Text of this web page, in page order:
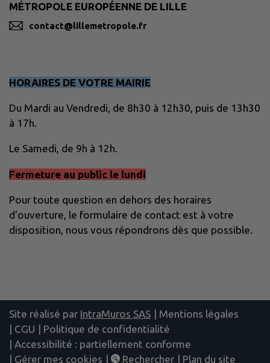
MÉTROPOLE EUROPÉENNE DE LILLE
contact@lillemetropole.fr
HORAIRES DE VOTRE MAIRIE
Du Mardi au Vendredi, de 8h30 à 12h30, puis de 13h30
à 17h.
Le Samedi, de 9h à 12h.
Fermeture au public le lundi
Pour toute question en dehors des horaires
d'ouverture, le formulaire de contact est à votre
disposition, nous vous répondrons dès que possible.
Site réalisé par IntraMuros SAS | Mentions légales
| CGU | Politique de confidentialité
| Accessibilité : partiellement conforme
| Gérer mes cookies | Rechercher | Plan du site